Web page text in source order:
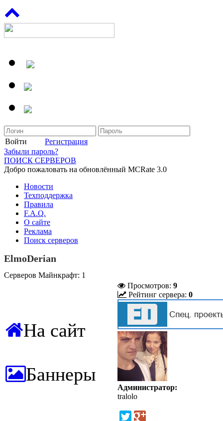
Войти
Регистрация
Забыли пароль?
ПОИСК СЕРВЕРОВ
Добро пожаловать на обновлённый MCRate 3.0
Новости
Техподдержка
Правила
F.A.Q.
О сайте
Реклама
Поиск серверов
ElmoDerian
Серверов Майнкрафт: 1
На сайт
Баннеры
Просмотров: 9
Рейтинг сервера: 0
Администратор:
tralolo